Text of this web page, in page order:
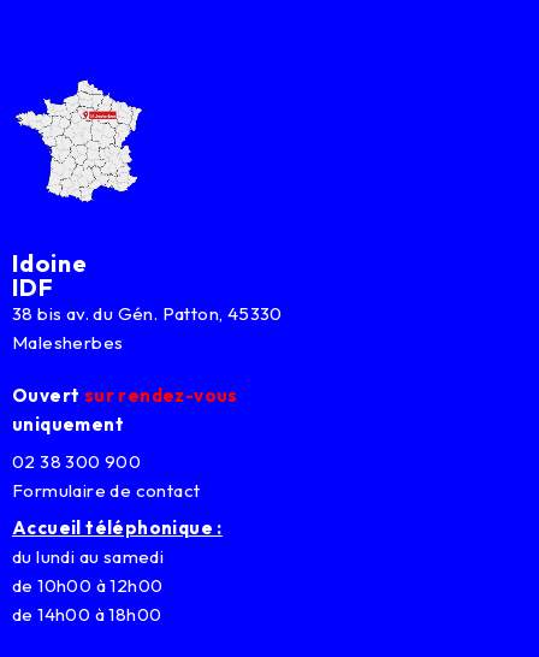
Idoine
IDF
38 bis av. du Gén. Patton, 45330
Malesherbes
Ouvert sur rendez-vous
uniquement
02 38 300 900
Formulaire de contact
Accueil téléphonique :
du lundi au samedi
de 10h00 à 12h00
de 14h00 à 18h00